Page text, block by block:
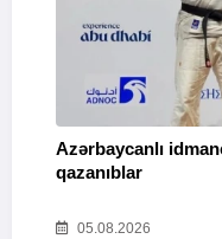
Azərbaycanlı
qazanıblar
05.08.2026